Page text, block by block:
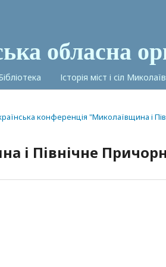
обласна
Історія міст і сіл
конференція "Миколаївщина і
і Північне